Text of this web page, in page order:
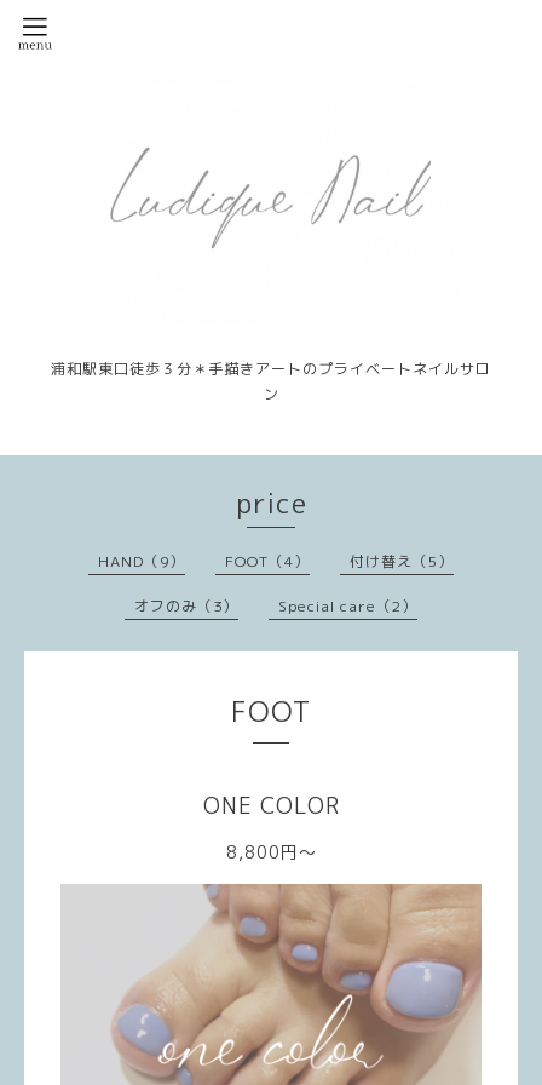
浦和駅東口徒歩３分＊手描きアートのプライベートネイルサロ
ン
price
HAND（9） FOOT（4） 付け替え（5）
オフのみ（3） Special care（2）
FOOT
ONE COLOR
8,800円～